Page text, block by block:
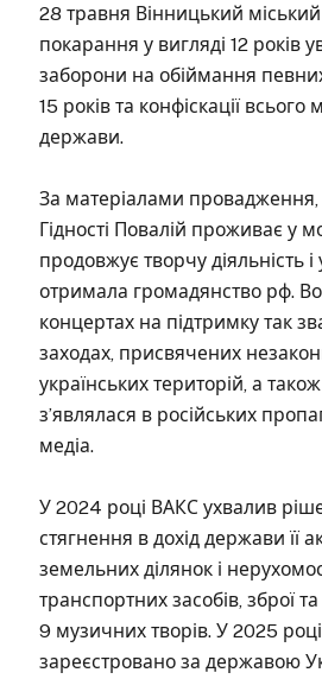
28 травня Вінницький
покарання у вигляді 12 років
заборони на обіймання
15 років та конфіскації всього
держави.
За матеріалами провадження,
Гідності Повалій проживає у
продовжує творчу діяльність і
отримала громадянство рф.
концертах на підтримку так
заходах, присвячених
українських територій, а
з’являлася в російських
медіа.
У 2024 році ВАКС ухвалив
стягнення в дохід держави її
земельних ділянок і
транспортних засобів, зброї
9 музичних творів. У 2025
зареєстровано за державою